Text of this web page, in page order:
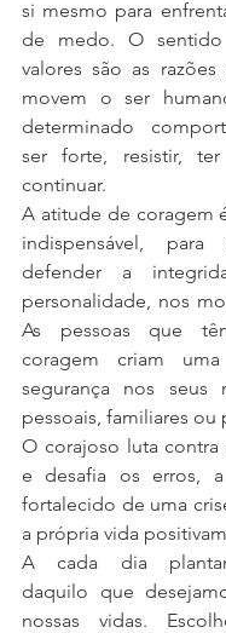
si mesmo para
de medo. O
valores são as
movem o ser
determinado
ser forte, resistir,
continuar.
A atitude de coragem
indispensável, para
defender a
personalidade, nos
As pessoas que
coragem criam
segurança nos seus
pessoais, familiares ou
O corajoso luta contra
e desafia os erros,
fortalecido de uma
a própria vida
A cada dia
daquilo que
nossas vidas.